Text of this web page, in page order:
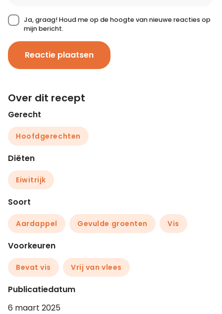
Ja, graag! Houd me op de hoogte van nieuwe reacties op
mijn bericht.
Reactie plaatsen
Over dit recept
Gerecht
Hoofdgerechten
Diëten
Eiwitrijk
Soort
Aardappel Gevulde groenten Vis
Voorkeuren
Bevat vis Vrij van vlees
Publicatiedatum
6 maart 2025